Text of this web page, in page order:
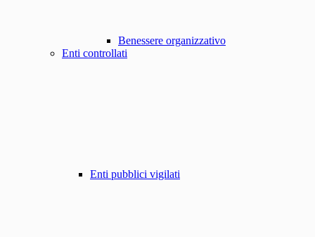
Benessere organizzativo
Enti controllati
Enti pubblici vigilati